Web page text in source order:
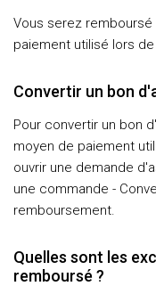
Vous serez
paiement utilisé lors
Convertir un bon
Pour convertir un bon
moyen de paiement
ouvrir une demande
une commande -
remboursement.
Quelles sont les
remboursé ?